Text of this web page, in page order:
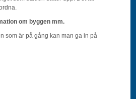
om byggen mm.
som är på gång kan man ga in på